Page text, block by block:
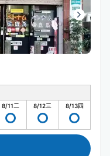
8/11二 8/12三 8/13四